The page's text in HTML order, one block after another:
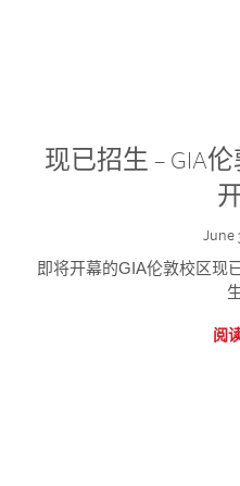
现已招生 – GIA
June
即将开幕的GIA伦敦校区现
阅